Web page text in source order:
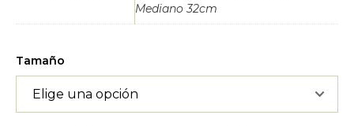
Mediano 32cm
Tamaño